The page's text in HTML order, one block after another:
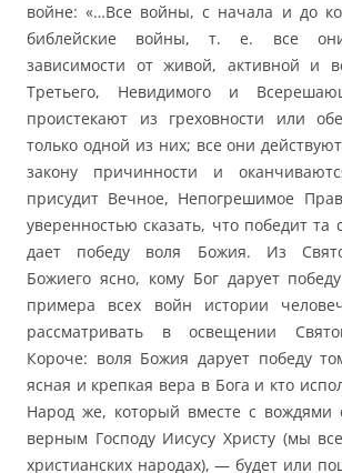
войне: «…Все войны, с начала и до
библейские войны, т. е. все
зависимости от живой, активной и
Третьего, Невидимого и
проистекают из греховности или
только одной из них; все они
закону причинности и
присудит Вечное, Непогрешимое
уверенностью сказать, что победит та
дает победу воля Божия. Из
Божиего ясно, кому Бог дарует
примера всех войн истории
рассматривать в освещении
Короче: воля Божия дарует победу
ясная и крепкая вера в Бога и кто
Народ же, который вместе с вождями
верным Господу Иисусу Христу (мы
христианских народах), — будет или